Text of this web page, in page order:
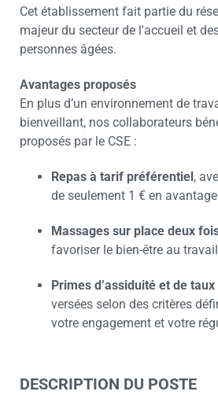
Cet établissement fait partie du
majeur du secteur de l'accueil et
personnes âgées.
Avantages proposés
En plus d’un environnement de
bienveillant, nos collaborateurs
proposés par le CSE :
Repas à tarif préférentiel,
de seulement 1 € en
Massages sur place deux
favoriser le bien-être au
Primes d’assiduité et de taux
versées selon des critères
votre engagement et votre
DESCRIPTION DU POSTE